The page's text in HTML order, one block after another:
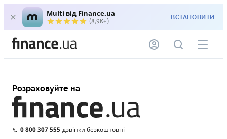
Multi від Finance.ua
(8,9K+) ВСТАНОВИТИ
Розраховуйте на
0 800 307 555 дзвінки безкоштовні